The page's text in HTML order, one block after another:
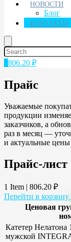
НОВОСТИ
Блог
КОНТАКТЫ
806.20 ₽
Прайс
Уважаемые
продукции
заказчиков, а
раз в месяц —
и актуальные
Прайс-лист
1 Item | 806.20 ₽
Перейти в корзину
Ценовая
Катетер Нелатона
мужской